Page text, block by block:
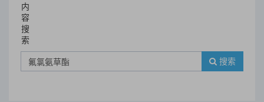
内
容
搜
索
搜索